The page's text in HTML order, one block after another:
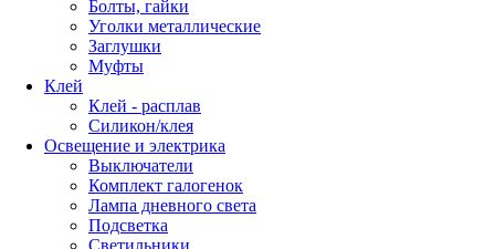
Болты, гайки
Уголки металлические
Заглушки
Муфты
Клей
Клей - расплав
Силикон/клея
Освещение и электрика
Выключатели
Комплект галогенок
Лампа дневного света
Подсветка
Светильники